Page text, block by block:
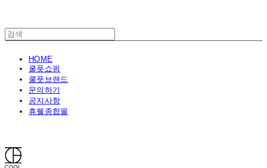
HOME
쿨풋쇼핑
쿨풋브랜드
문의하기
공지사항
휴웰종합몰